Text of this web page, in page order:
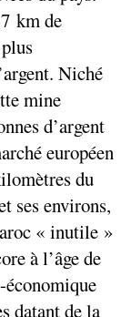
km de
Niché
mine
d’argent
européen
du
ses environs,
« inutile »
à l’âge de
datant de la